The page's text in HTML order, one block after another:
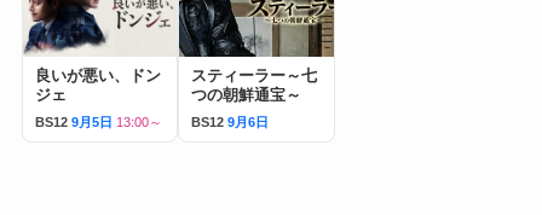
良いが悪い、ドン
ジェ
BS12 9月5日 13:00～
スティーラー～七
つの朝鮮通宝～
BS12 9月6日